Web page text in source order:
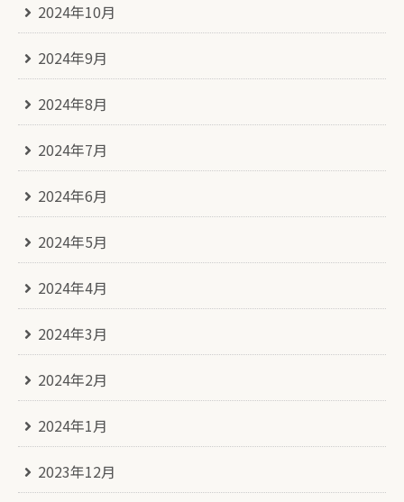
2024年10月
2024年9月
2024年8月
2024年7月
2024年6月
2024年5月
2024年4月
2024年3月
2024年2月
2024年1月
2023年12月